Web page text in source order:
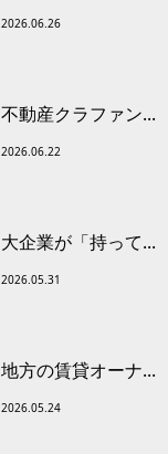
2026.06.26
不動産クラファン...
2026.06.22
大企業が「持って...
2026.05.31
地方の賃貸オーナ...
2026.05.24